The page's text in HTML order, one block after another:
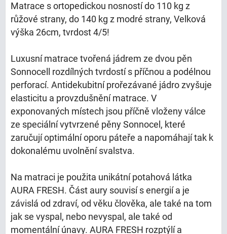
Matrace s ortopedickou nosností do 110 kg z
růžové strany, do 140 kg z modré strany, Velková
výška 26cm, tvrdost 4/5!
Luxusní matrace tvořená jádrem ze dvou pěn
Sonnocell rozdílných tvrdostí s příčnou a podélnou
perforací. Antidekubitní prořezávané jádro zvyšuje
elasticitu a provzdušnění matrace. V
exponovaných místech jsou příčně vloženy válce
ze speciální vytvrzené pěny Sonnocel, které
zaručují optimální oporu páteře a napomáhají tak k
dokonalému uvolnění svalstva.
Na matraci je použita unikátní potahová látka
AURA FRESH. Část aury souvisí s energií a je
závislá od zdraví, od věku člověka, ale také na tom
jak se vyspal, nebo nevyspal, ale také od
momentální únavy. AURA FRESH rozptýlí a